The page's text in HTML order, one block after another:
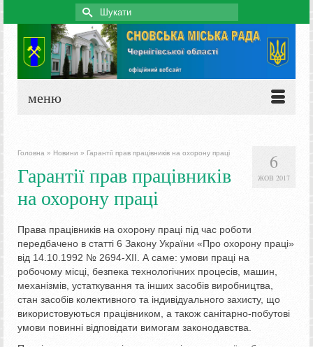
Search
for:
меню
6
ЖОВ 2017
Головна » Новини » Гарантії прав працівників на охорону праці
Гарантії прав працівників
на охорону праці
Права працівників на охорону праці під час роботи
передбачено в статті 6 Закону України «Про охорону праці»
від 14.10.1992 № 2694-XII. А саме: умови праці на
робочому місці, безпека технологічних процесів, машин,
механізмів, устаткування та інших засобів виробництва,
стан засобів колективного та індивідуального захисту, що
використовуються працівником, а також санітарно-побутові
умови повинні відповідати вимогам законодавства.